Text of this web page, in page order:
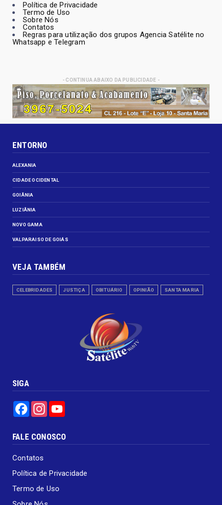
Política de Privacidade
Termo de Uso
Sobre Nós
Contatos
Regras para utilização dos grupos Agencia Satélite no
Whatsapp e Telegram
- CONTINUA ABAIXO DA PUBLICIDADE -
ENTORNO
ALEXANIA
CIDADE OCIDENTAL
GOIÂNIA
LUZIÂNIA
NOVO GAMA
VALPARAISO DE GOIÁS
VEJA TAMBÉM
CELEBRIDADES JUSTIÇA OBITUÁRIO OPINIÃO SANTA MARIA
SIGA
FacebookInstagram
FALE CONOSCO
Contatos
Política de Privacidade
Termo de Uso